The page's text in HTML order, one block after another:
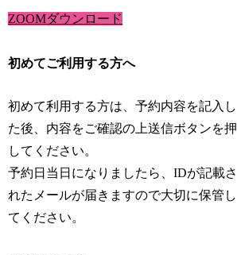
ZOOMダウンロード
初めてご利用する方へ
初めて利用する方は、予約内容を記入し
た後、内容をご確認の上送信ボタンを押
してください。
予約日当日になりましたら、IDが記載さ
れたメールが届きますので大切に保管し
てください。